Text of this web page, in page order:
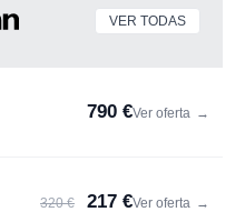
VER TODAS
790 €Ver oferta →
320 € 217 €Ver oferta →